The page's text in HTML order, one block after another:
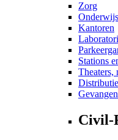
Zorg
Onderwijs
Kantoren
Stations
Theaters,
Civil-